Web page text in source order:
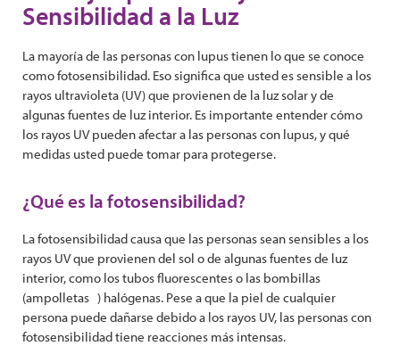
Sensibilidad a la Luz
La mayoría de las personas con lupus tienen lo que se conoce
como fotosensibilidad. Eso significa que usted es sensible a los
rayos ultravioleta (UV) que provienen de la luz solar y de
algunas fuentes de luz interior. Es importante entender cómo
los rayos UV pueden afectar a las personas con lupus, y qué
medidas usted puede tomar para protegerse.
¿Qué es la fotosensibilidad?
La fotosensibilidad causa que las personas sean sensibles a los
rayos UV que provienen del sol o de algunas fuentes de luz
interior, como los tubos fluorescentes o las bombillas
(ampolletas ) halógenas. Pese a que la piel de cualquier
persona puede dañarse debido a los rayos UV, las personas con
fotosensibilidad tiene reacciones más intensas.